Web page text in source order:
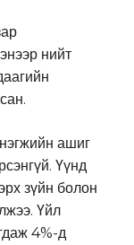
нийт
ашиг
Үүнд
зүйн болон
Үйл
4%-д